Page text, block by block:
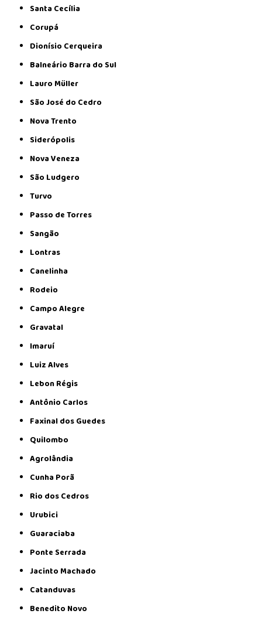
Santa Cecília
Corupá
Dionísio Cerqueira
Balneário Barra do Sul
Lauro Müller
São José do Cedro
Nova Trento
Siderópolis
Nova Veneza
São Ludgero
Turvo
Passo de Torres
Sangão
Lontras
Canelinha
Rodeio
Campo Alegre
Gravatal
Imaruí
Luiz Alves
Lebon Régis
Antônio Carlos
Faxinal dos Guedes
Quilombo
Agrolândia
Cunha Porã
Rio dos Cedros
Urubici
Guaraciaba
Ponte Serrada
Jacinto Machado
Catanduvas
Benedito Novo